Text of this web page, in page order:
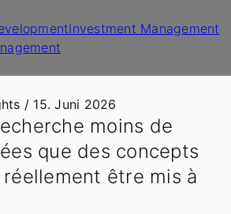
Investment Management
/ 15. Juni 2026
moins de
que des concepts
être mis à